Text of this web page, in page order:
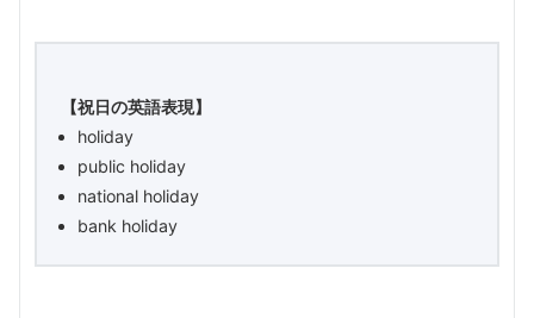
【祝日の英語表現】
holiday
public holiday
national holiday
bank holiday